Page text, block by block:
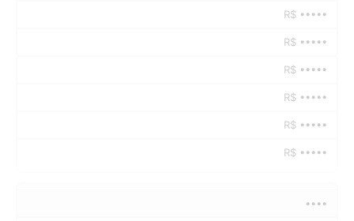
R$ •••••
R$ •••••
R$ •••••
R$ •••••
R$ •••••
R$ •••••
••••